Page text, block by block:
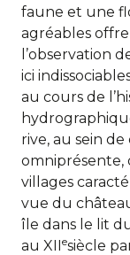
faune et une
agréables
l’observation
ici
au cours de
rive, au sein de
omniprésente,
villages
vue du
île dans le lit
au XIIesiècle